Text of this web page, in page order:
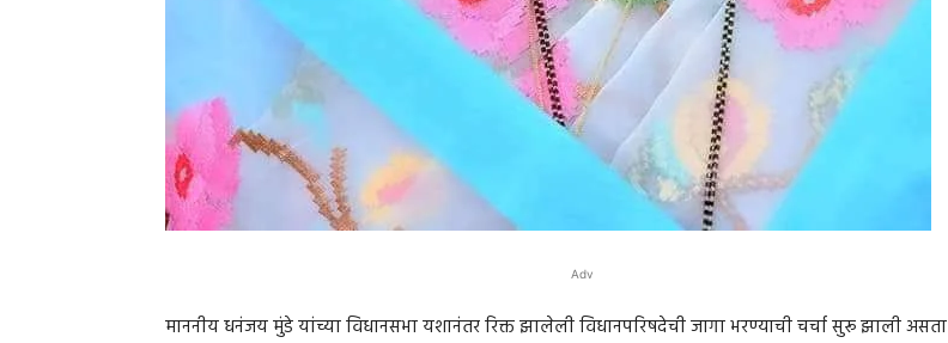
Adv
माननीय धनंजय मुंडे यांच्या विधानसभा यशानंतर रिक्त झालेली विधानपरिषदेची जागा भरण्याची चर्चा सुरू झाली असता